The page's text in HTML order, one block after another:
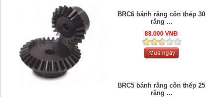
BRC6 bánh răng côn thép 30
răng ...
88.000 VNĐ
BRC5 bánh răng côn thép 25
răng ...